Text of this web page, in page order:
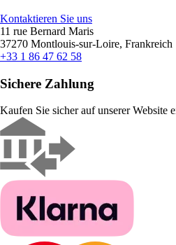
Kontaktieren Sie uns
11 rue Bernard Maris
37270 Montlouis-sur-Loire, Frankreich
+33 1 86 47 62 58
Sichere Zahlung
Kaufen Sie sicher auf unserer Website